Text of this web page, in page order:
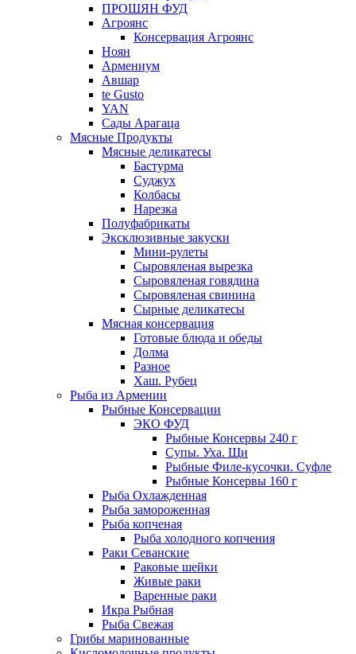
ПРОШЯН ФУД
Агроянс
Консервация Агроянс
Ноян
Армениум
Авшар
te Gusto
YAN
Сады Арагаца
Мясные Продукты
Мясные деликатесы
Бастурма
Суджух
Колбасы
Нарезка
Полуфабрикаты
Эксклюзивные закуски
Мини-рулеты
Сыровяленая вырезка
Сыровяленая говядина
Сыровяленая свинина
Сырные деликатесы
Мясная консервация
Готовые блюда и обеды
Долма
Разное
Хаш. Рубец
Рыба из Армении
Рыбные Консервации
ЭКО ФУД
Рыбные Консервы 240 г
Супы. Уха. Щи
Рыбные Филе-кусочки. Суфле
Рыбные Консервы 160 г
Рыба Охлажденная
Рыба замороженная
Рыба копченая
Рыба холодного копчения
Раки Севанские
Раковые шейки
Живые раки
Варенные раки
Икра Рыбная
Рыба Свежая
Грибы маринованные